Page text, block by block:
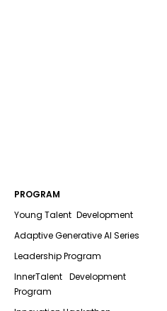
PROGRAM
Young Talent Development
Adaptive Generative AI Series
Leadership Program
InnerTalent Development
Program